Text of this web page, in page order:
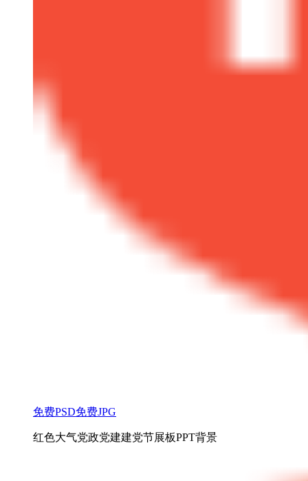
免费PSD免费JPG
红色大气党政党建建党节展板PPT背景